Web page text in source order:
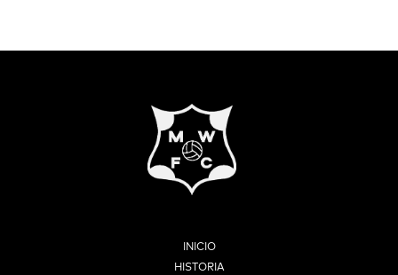
INICIO
HISTORIA